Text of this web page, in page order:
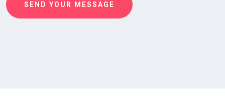
SEND YOUR MESSAGE